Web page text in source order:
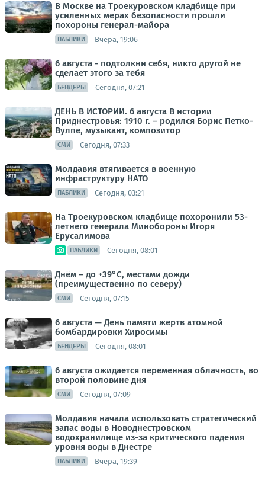
В Москве на Троекуровском кладбище при
усиленных мерах безопасности прошли
похороны генерал-майора
ПАБЛИКИ Вчера, 19:06
6 августа - подтолкни себя, никто другой не
сделает этого за тебя
БЕНДЕРЫ Сегодня, 07:21
ДЕНЬ В ИСТОРИИ. 6 августа В истории
Приднестровья: 1910 г. – родился Борис Петко-
Вулпе, музыкант, композитор
СМИ Сегодня, 07:33
Молдавия втягивается в военную
инфраструктуру НАТО
ПАБЛИКИ Сегодня, 03:21
На Троекуровском кладбище похоронили 53-
летнего генерала Минобороны Игоря
Ерусалимова
ПАБЛИКИ Сегодня, 08:01
Днём – до +39°С, местами дожди
(преимущественно по северу)
СМИ Сегодня, 07:15
6 августа — День памяти жертв атомной
бомбардировки Хиросимы
БЕНДЕРЫ Сегодня, 08:01
6 августа ожидается переменная облачность, во
второй половине дня
СМИ Сегодня, 07:09
Молдавия начала использовать стратегический
запас воды в Новоднестровском
водохранилище из-за критического падения
уровня воды в Днестре
ПАБЛИКИ Вчера, 19:39